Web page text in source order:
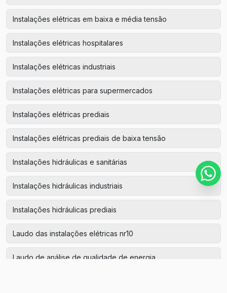
Instalações elétricas em baixa e média tensão
Instalações elétricas hospitalares
Instalações elétricas industriais
Instalações elétricas para supermercados
Instalações elétricas prediais
Instalações elétricas prediais de baixa tensão
Instalações hidráulicas e sanitárias
Instalações hidráulicas industriais
Instalações hidráulicas prediais
Laudo das instalações elétricas nr10
Laudo de análise de qualidade de energia